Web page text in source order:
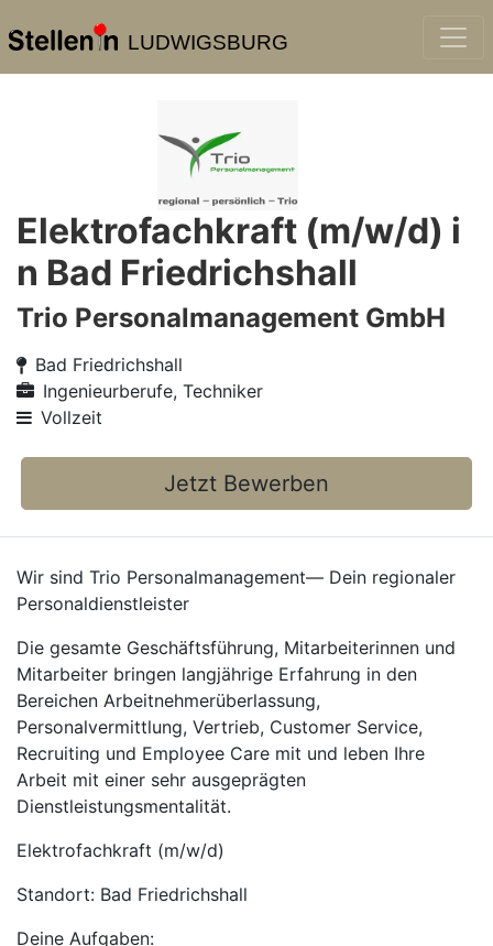
LUDWIGSBURG
Elektrofachkraft (m/w/d) i
n Bad Friedrichshall
Trio Personalmanagement GmbH
Bad Friedrichshall
Ingenieurberufe, Techniker
Vollzeit
Jetzt Bewerben
Wir sind Trio Personalmanagement— Dein regionaler
Personaldienstleister
Die gesamte Geschäftsführung, Mitarbeiterinnen und
Mitarbeiter bringen langjährige Erfahrung in den
Bereichen Arbeitnehmerüberlassung,
Personalvermittlung, Vertrieb, Customer Service,
Recruiting und Employee Care mit und leben Ihre
Arbeit mit einer sehr ausgeprägten
Dienstleistungsmentalität.
Elektrofachkraft (m/w/d)
Standort: Bad Friedrichshall
Deine Aufgaben: